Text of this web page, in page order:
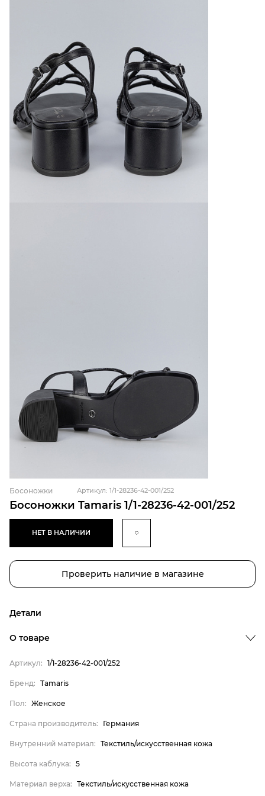
Босоножки Tamaris 1/1-28236-42-001/252
Босоножки Артикул: 1/1-28236-42-001/252
НЕТ В НАЛИЧИИ
Проверить наличие в магазине
Детали
Бренд
Пол
Tamaris
О товаре
Артикул: 1/1-28236-42-001/252
Бренд: Tamaris
Пол: Женское
Страна производитель: Германия
Внутренний материал: Текстиль/искусственная кожа
Высота каблука: 5
Материал верха: Текстиль/искусственная кожа